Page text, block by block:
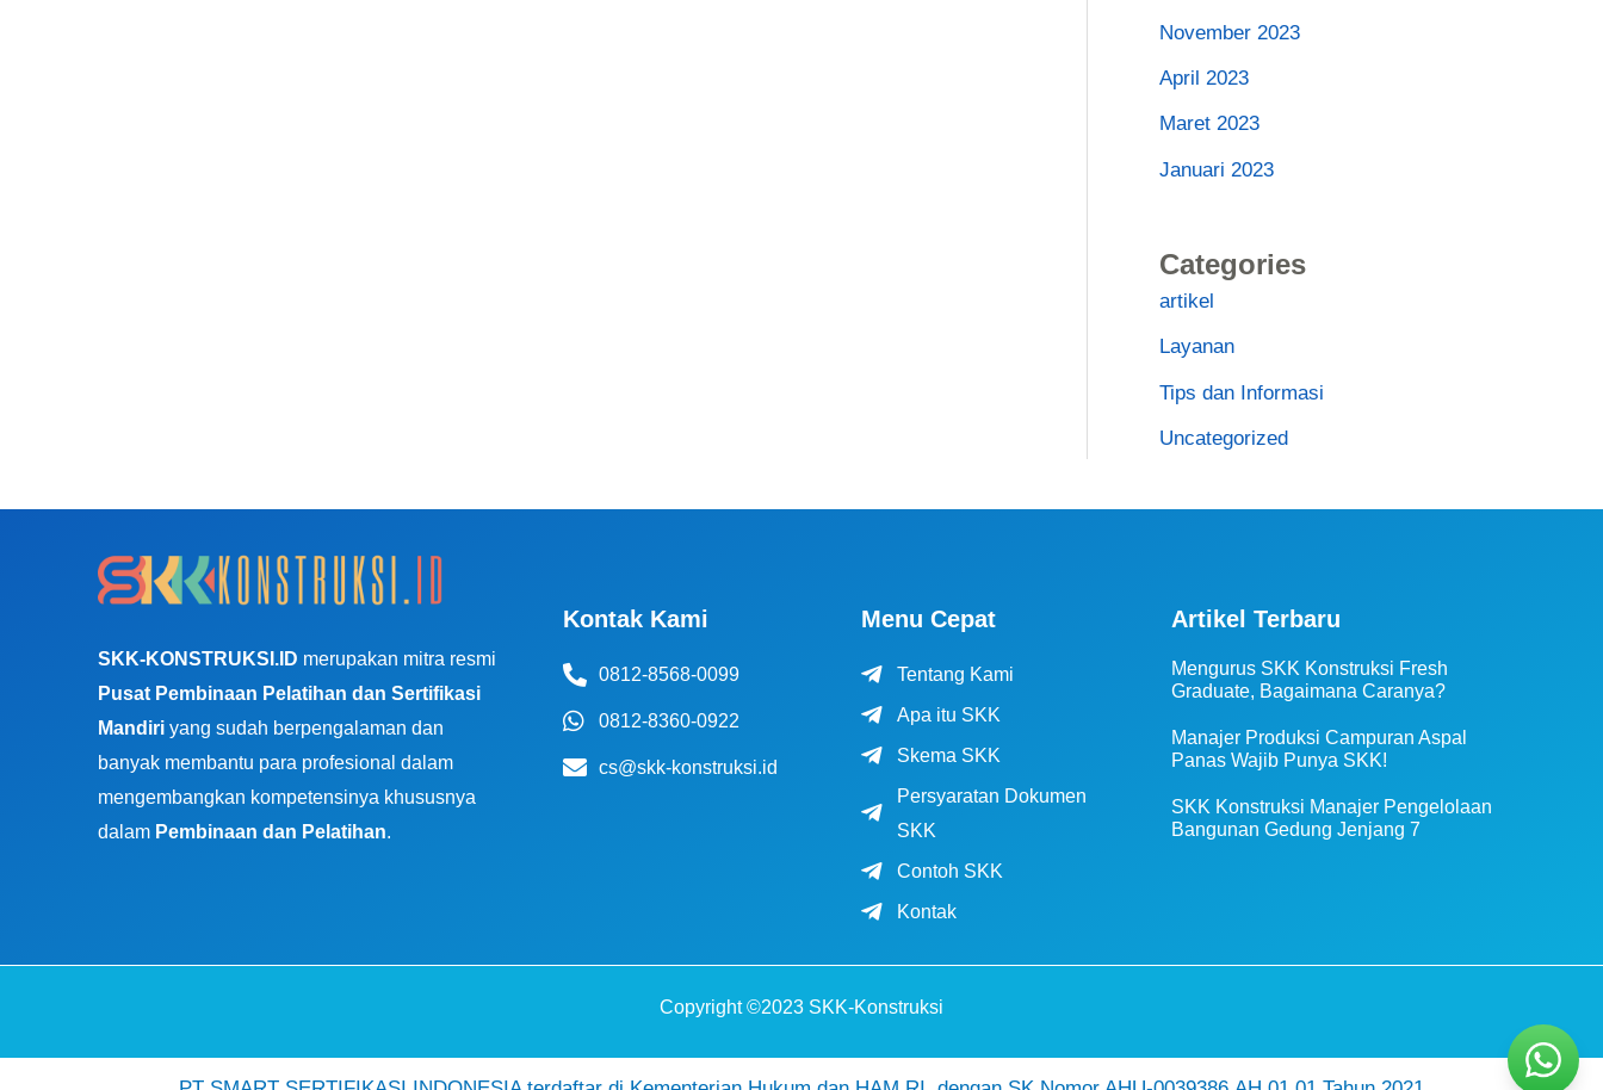
November 2023
April 2023
Maret 2023
Januari 2023
Categories
artikel
Layanan
Tips dan Informasi
Uncategorized
SKK-KONSTRUKSI.ID merupakan mitra resmi
Pusat Pembinaan Pelatihan dan Sertifikasi
Mandiri yang sudah berpengalaman dan
banyak membantu para profesional dalam
mengembangkan kompetensinya khususnya
dalam Pembinaan dan Pelatihan.
Kontak Kami
0812-8568-0099
0812-8360-0922
cs@skk-konstruksi.id
Menu Cepat
Tentang Kami
Apa itu SKK
Skema SKK
Persyaratan Dokumen
SKK
Contoh SKK
Kontak
Artikel Terbaru
Mengurus SKK Konstruksi Fresh
Graduate, Bagaimana Caranya?
Manajer Produksi Campuran Aspal
Panas Wajib Punya SKK!
SKK Konstruksi Manajer Pengelolaan
Bangunan Gedung Jenjang 7
Copyright ©2023 SKK-Konstruksi